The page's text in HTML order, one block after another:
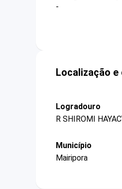
-
Localização
Logradouro
R SHIROMI
Município
Mairipora